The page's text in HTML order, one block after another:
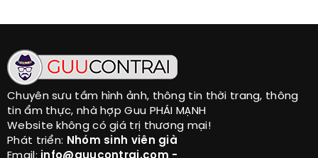
Chuyên sưu tầm hình ảnh, thông tin thời trang, thông
tin ẩm thực, nhà hợp Guu PHÁI MẠNH
Website không có giá trị thương mại!
Phát triển: Nhóm sinh viên già
Email: info@guucontrai.com -